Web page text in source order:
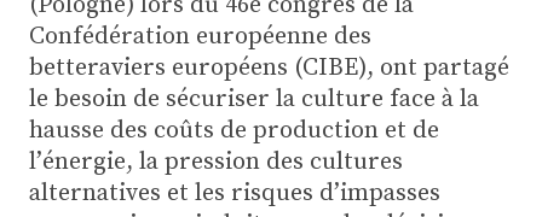
Chasse
Plus
Abonnez-vous
Confédération européenne des
betteraviers européens (CIBE), ont partagé
le besoin de sécuriser la culture face à la
hausse des coûts de production et de
l’énergie, la pression des cultures
alternatives et les risques d’impasses